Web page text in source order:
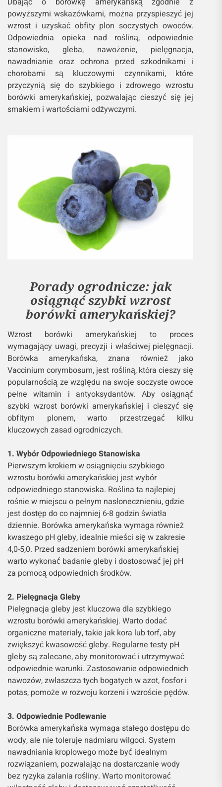
powyższymi wskazówkami, można przyspieszyć jej
wzrost i uzyskać obfity plon soczystych owoców.
Odpowiednia opieka nad rośliną, odpowiednie
stanowisko, gleba, nawożenie, pielęgnacja,
nawadnianie oraz ochrona przed szkodnikami i
chorobami są kluczowymi czynnikami, które
przyczynią się do szybkiego i zdrowego wzrostu
borówki amerykańskiej, pozwalając cieszyć się jej
smakiem i wartościami odżywczymi.
Porady ogrodnicze: jak
osiągnąć szybki wzrost
borówki amerykańskiej?
Wzrost borówki amerykańskiej to proces
wymagający uwagi, precyzji i właściwej pielęgnacji.
Borówka amerykańska, znana również jako
Vaccinium corymbosum, jest rośliną, która cieszy się
popularnością ze względu na swoje soczyste owoce
pełne witamin i antyoksydantów. Aby osiągnąć
szybki wzrost borówki amerykańskiej i cieszyć się
obfitym plonem, warto przestrzegać kilku
kluczowych zasad ogrodniczych.
1. Wybór Odpowiedniego Stanowiska
Pierwszym krokiem w osiągnięciu szybkiego
wzrostu borówki amerykańskiej jest wybór
odpowiedniego stanowiska. Roślina ta najlepiej
rośnie w miejscu o pełnym nasłonecznieniu, gdzie
jest dostęp do co najmniej 6-8 godzin światła
dziennie. Borówka amerykańska wymaga również
kwaszego pH gleby, idealnie mieści się w zakresie
4,0-5,0. Przed sadzeniem borówki amerykańskiej
warto wykonać badanie gleby i dostosować jej pH
za pomocą odpowiednich środków.
2. Pielęgnacja Gleby
Pielęgnacja gleby jest kluczowa dla szybkiego
wzrostu borówki amerykańskiej. Warto dodać
organiczne materiały, takie jak kora lub torf, aby
zwiększyć kwasowość gleby. Regularne testy pH
gleby są zalecane, aby monitorować i utrzymywać
odpowiednie warunki. Zastosowanie odpowiednich
nawozów, zwłaszcza tych bogatych w azot, fosfor i
potas, pomoże w rozwoju korzeni i wzroście pędów.
3. Odpowiednie Podlewanie
Borówka amerykańska wymaga stałego dostępu do
wody, ale nie toleruje nadmiaru wilgoci. System
nawadniania kroplowego może być idealnym
rozwiązaniem, pozwalając na dostarczanie wody
bez ryzyka zalania rośliny. Warto monitorować